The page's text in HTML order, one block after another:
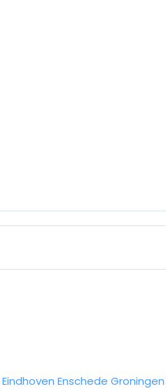
Eindhoven Enschede Groningen